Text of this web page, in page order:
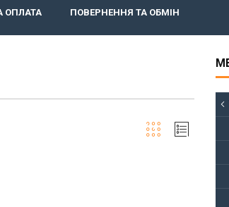
ОПЛАТА ПОВЕРНЕННЯ ТА ОБМІН